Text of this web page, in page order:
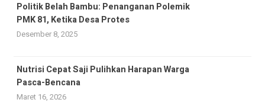
Politik Belah Bambu: Penanganan Polemik
PMK 81, Ketika Desa Protes
Desember 8, 2025
Nutrisi Cepat Saji Pulihkan Harapan Warga
Pasca-Bencana
Maret 16, 2026